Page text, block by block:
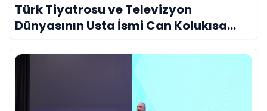
Türk Tiyatrosu ve Televizyon
Dünyasının Usta İsmi Can Kolukısa
Hayatını Kaybetti